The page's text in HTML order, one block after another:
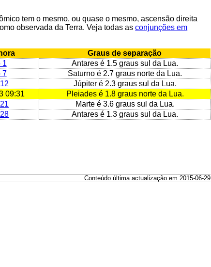
tem o mesmo, ou quase o mesmo, ascensão direita
observada da Terra. Veja todas asconjunções em
Graus de separação
1
Antares é 1.5 graus sul da Lua.
7
Saturno é 2.7 graus norte da Lua.
Júpiter é 2.3 graus sul da Lua.
09:31
Pleiades é 1.8 graus norte da Lua.
Marte é 3.6 graus sul da Lua.
Antares é 1.3 graus sul da Lua.
Conteúdo última actualização em 2015-06-29